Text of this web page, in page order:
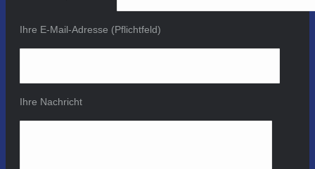
Ihre E-Mail-Adresse (Pflichtfeld)
Ihre Nachricht